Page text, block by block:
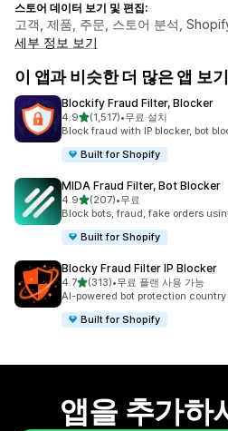
스토어 데이터 보기 및 편집:
고객, 제품, 주문, 스토어 분석,
세부 정보 보기
이 앱과 비슷한 더 많은 앱 보기
Blockify Fraud Filter, Blocker
4.9별 5개 중
(1,517)
총 리뷰 1517개
•무료 설치
Block fraud with IP blocker, bot
Built for Shopify
MIDA Fraud Filter, Bot Blocker
4.9별 5개 중
(207)
총 리뷰 207개
•무료
Block bots, fraud, fake orders
Built for Shopify
Blocky Fraud Filter IP Blocker
4.7별 5개 중
(313)
총 리뷰 313개
•무료 플랜 사용 가능
AI-powered bot protection
Built for Shopify
앱을 추가하